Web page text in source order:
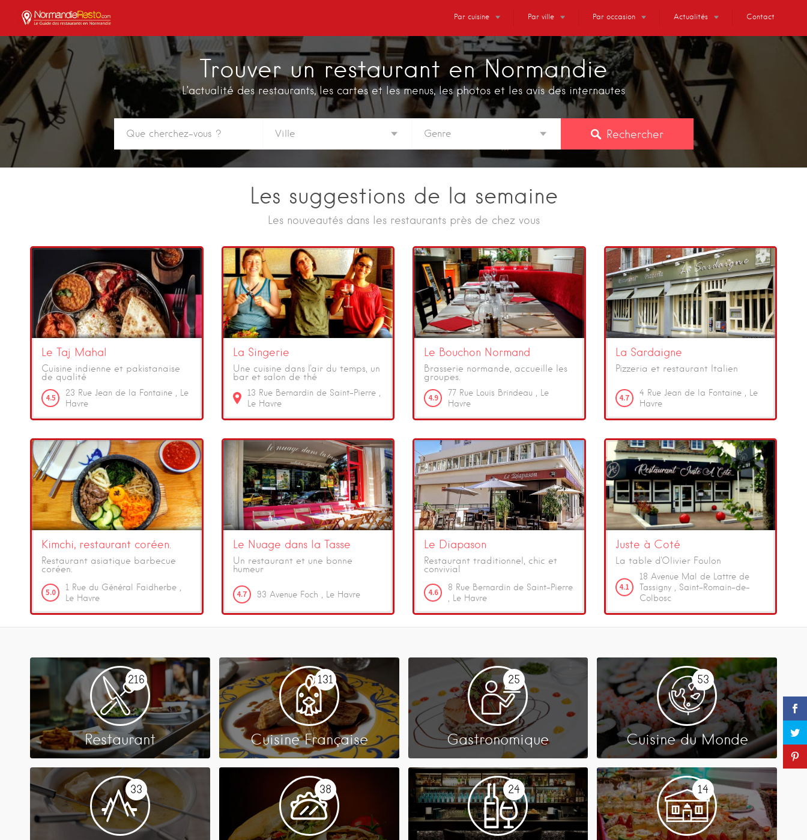
Par cuisine Par ville Par occasion Actualités Contact
Trouver un restaurant en Normandie
L’actualité des restaurants, les cartes et les menus, les photos et les avis des internautes
Rechercher
Les suggestions de la semaine
Les nouveautés dans les restaurants près de chez vous
Le Taj Mahal
Cuisine indienne et pakistanaise
de qualité
4.5 23 Rue Jean de la Fontaine
Le
Havre
La Singerie
Une cuisine dans l'air du temps, un
bar et salon de thé
13 Rue Bernardin de Saint-Pierre
Le Havre
Le Bouchon Normand
Brasserie normande, accueille les
groupes.
4.9 77 Rue Louis Brindeau
Le
Havre
La Sardaigne
Pizzeria et restaurant Italien
4.7 4 Rue Jean de la Fontaine
Le
Havre
Kimchi, restaurant coréen.
Restaurant asiatique barbecue
coréen.
5.0 1
Rue du Général Faidherbe
Le Havre
Le Nuage dans la Tasse
Un restaurant et une bonne
humeur
4.7 93 Avenue Foch Le Havre
Le Diapason
Restaurant traditionnel, chic et
convivial
4.6 8 Rue Bernardin de Saint-Pierre
Le Havre
Juste à Coté
La table d'Olivier Foulon
4.1
18 Avenue Mal de Lattre de
Tassigny
Saint-Romain-de-
Colbosc
216
Restaurant
131
Cuisine Française
25
Gastronomique
53
Cuisine du Monde
33 38 24 14